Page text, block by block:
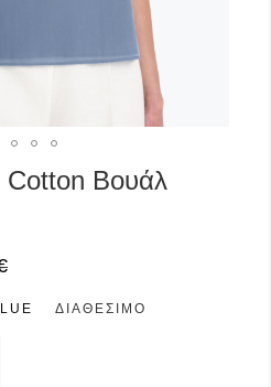
Cotton Bουάλ
ΔΙΑΘΈΣΙΜΟ